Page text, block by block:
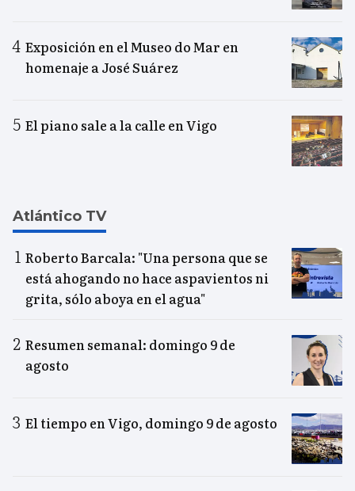
Exposición en el Museo do Mar en
homenaje a José Suárez
El piano sale a la calle en Vigo
Atlántico TV
Roberto Barcala: "Una persona que se
está ahogando no hace aspavientos ni
grita, sólo aboya en el agua"
Resumen semanal: domingo 9 de
agosto
El tiempo en Vigo, domingo 9 de agosto